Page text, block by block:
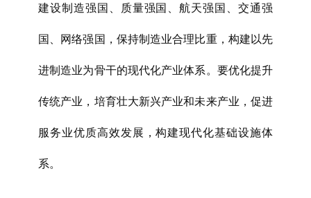
建设制造强国、质量强国、航天强国、交通强
国、网络强国，保持制造业合理比重，构建以先
进制造业为骨干的现代化产业体系。要优化提升
传统产业，培育壮大新兴产业和未来产业，促进
服务业优质高效发展，构建现代化基础设施体
系。